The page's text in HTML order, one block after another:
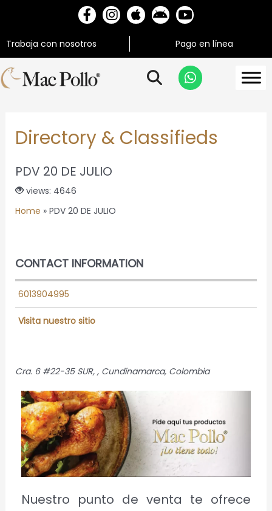
Trabaja con nosotros Pago en línea
Directory & Classifieds
PDV 20 DE JULIO
views: 4646
Home » PDV 20 DE JULIO
CONTACT INFORMATION
6013904995
Visita nuestro sitio
Cra. 6 #22-35 SUR, , Cundinamarca, Colombia
Nuestro punto de venta te ofrece